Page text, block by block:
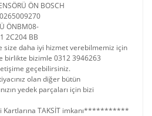
ÖN BOSCH
ÖNBM08-
2C204 BB
size daha iyi hizmet verebilmemiz için
birlikte bizimle 0312 3946263
geçebilirsiniz.
olan diğer bütün
yedek parçaları için bizi
TAKSİT imkanı***********